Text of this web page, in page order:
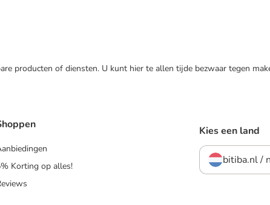
producten of diensten. U kunt hier te allen tijde bezwaar tegen
Korting op alles!
Kies een land
bitiba.nl /